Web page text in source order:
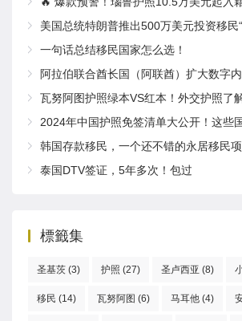
美国总统特朗普推出500万美元投资移民“金卡”计划，拿绿卡，获得
一句话总结移民国家怎么选！
阿拉伯联合酋长国（阿联酋）扩大数字内容创
瓦努阿图护照绿本VS红本！外交护照了
2024年中国护照免签清单大公开！这些
韩国存款移民，一个还不错的永居移民项
泰国DTV签证，5年多次！包过
標籤集
圣基茨 (3) 护照 (27) 圣卢西亚 (8)
移民 (14) 瓦努阿图 (6) 马耳他 (4)